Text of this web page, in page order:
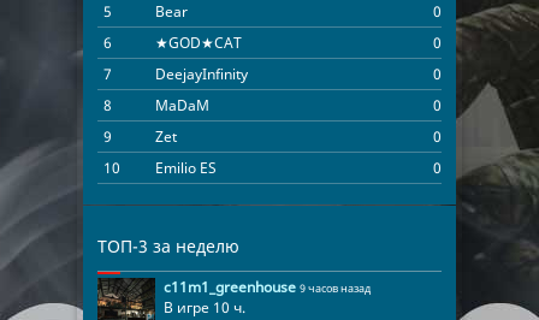
5
Bear 0 01:12:49
6
★GOD★CAT 0 01:03:56
7
DeejayInfinity 0 00:56:46
8
MaDaM 0 00:40:52
9
Zet 0
10
Emilio ES 0 00:30:56
11
SPXYLER 000:24:10
00:06:44
ТОП-3 за неделю
c11m1_greenhouse 9 часов назад
В игре 10 ч.